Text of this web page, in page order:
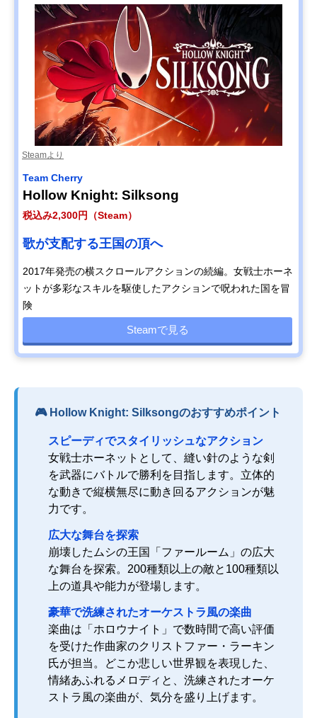
Steamより
Team Cherry
Hollow Knight: Silksong
税込み2,300円（Steam）
歌が支配する王国の頂へ
2017年発売の横スクロールアクションの続編。女戦士ホーネ
ットが多彩なスキルを駆使したアクションで呪われた国を冒
険
Steamで見る
🎮 Hollow Knight: Silksongのおすすめポイント
スピーディでスタイリッシュなアクション
女戦士ホーネットとして、縫い針のような剣
を武器にバトルで勝利を目指します。立体的
な動きで縦横無尽に動き回るアクションが魅
力です。
広大な舞台を探索
崩壊したムシの王国「ファールーム」の広大
な舞台を探索。200種類以上の敵と100種類以
上の道具や能力が登場します。
豪華で洗練されたオーケストラ風の楽曲
楽曲は「ホロウナイト」で数時間で高い評価
を受けた作曲家のクリストファー・ラーキン
氏が担当。どこか悲しい世界観を表現した、
情緒あふれるメロディと、洗練されたオーケ
ストラ風の楽曲が、気分を盛り上げます。